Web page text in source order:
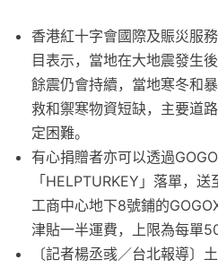
香港紅十字會國際及賑災服
目表示，當地在大地震發生
餘震仍會持續，當地寒冬和
救和禦寒物資短缺，主要道
定困難。
有心捐贈者亦可以透過
「HELPTURKEY」落單，
工商中心地下8號鋪的
津貼一半運費，上限為每單50
〔記者楊丞彧／台北報導〕